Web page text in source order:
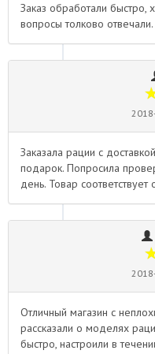
Заказ обработали
вопросы толково
Заказала рации с
подарок. Попросила
день. Товар
Отличный магазин с
рассказали о моделях
быстро, настроили в